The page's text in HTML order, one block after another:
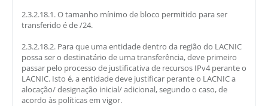
2.3.2.18.1. O tamanho mínimo de bloco permitido para ser
transferido é de /24.
2.3.2.18.2. Para que uma entidade dentro da região do LACNIC
possa ser o destinatário de uma transferência, deve primeiro
passar pelo processo de justificativa de recursos IPv4 perante o
LACNIC. Isto é, a entidade deve justificar perante o LACNIC a
alocação/ designação inicial/ adicional, segundo o caso, de
acordo às políticas em vigor.